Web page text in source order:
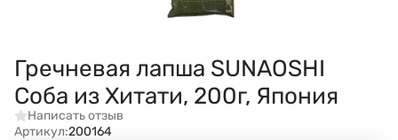
Гречневая лапша SUNAOSHI
Соба из Хитати, 200г, Япония
Написать отзыв
Артикул:200164